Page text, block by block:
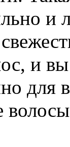
и
и
для